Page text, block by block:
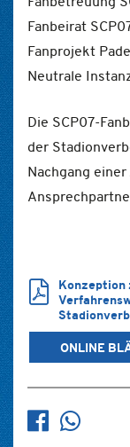
Fanbeirat
Fanprojekt
Neutrale
Die SCP07-
der
Nachgang
Konzeption
ONLINE